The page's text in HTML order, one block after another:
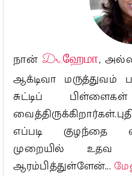
நான்Dr.ஹேமா,
ஆக்டிவா மருத்துவம்
சுட்டிப்
எப்படி குழந்தை
முறையில்
ஆரம்பித்துள்ளேன்...